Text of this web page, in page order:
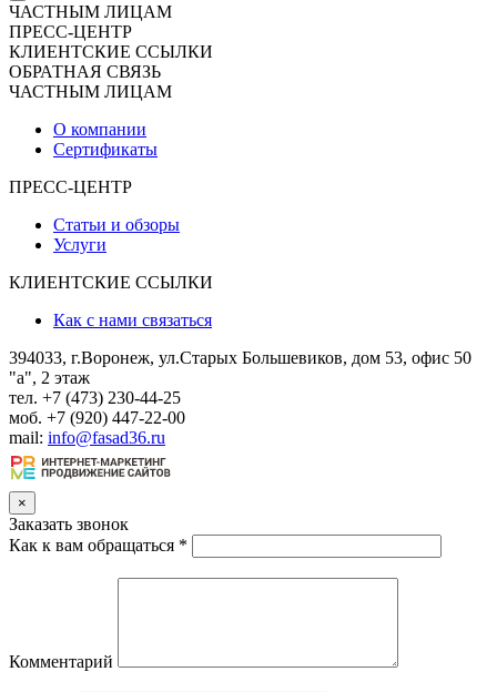
ЧАСТНЫМ ЛИЦАМ
ПРЕСС-ЦЕНТР
КЛИЕНТСКИЕ ССЫЛКИ
ОБРАТНАЯ СВЯЗЬ
ЧАСТНЫМ ЛИЦАМ
О компании
Сертификаты
ПРЕСС-ЦЕНТР
Статьи и обзоры
Услуги
КЛИЕНТСКИЕ ССЫЛКИ
Как с нами связаться
394033, г.Воронеж, ул.Старых Большевиков, дом 53, офис 50
"а", 2 этаж
тел. +7 (473) 230-44-25
моб. +7 (920) 447-22-00
mail: info@fasad36.ru
×
Заказать звонок
Как к вам обращаться *
Комментарий